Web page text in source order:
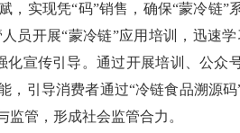
，实现凭“码”销售，确保“蒙冷链”
员开展“蒙冷链”应用培训，迅速学
宣传引导。通过开展培训、公众
，引导消费者通过“冷链食品溯源码
管，形成社会监管合力。